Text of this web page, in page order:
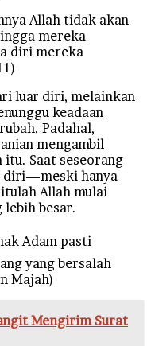
Allah tidak akan
mereka
diri mereka
luar diri, melainkan
keadaan
Padahal,
mengambil
itu. Saat seseorang
diri—meski hanya
Allah mulai
lebih besar.
yang bersalah
Majah)
Mengirim Surat